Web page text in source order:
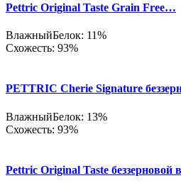
Pettric Original Taste Grain Free…
ВлажныйБелок: 11%
Схожесть: 93%
PETTRIC Cherie Signature
ВлажныйБелок: 13%
Схожесть: 93%
Pettric Original Taste